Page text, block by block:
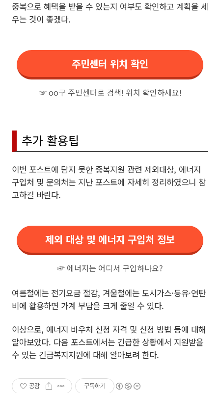
중복으로 혜택을 받을 수 있는지 여부도 확인하고 계획을 세
우는 것이 좋겠다.
주민센터 위치 확인
☞ oo구 주민센터로 검색! 위치 확인하세요!
추가 활용팁
이번 포스트에 담지 못한 중복지원 관련 제외대상, 에너지
구입처 및 문의처는 지난 포스트에 자세히 정리하였으니 참
고하길 바란다.
제외 대상 및 에너지 구입처 정보
☞ 에너지는 어디서 구입하나요?
여름철에는 전기요금 절감, 겨울철에는 도시가스·등유·연탄
비에 활용하면 가계 부담을 크게 줄일 수 있다.
이상으로, 에너지 바우처 신청 자격 및 신청 방법 등에 대해
알아보았다. 다음 포스트에서는 긴급한 상황에서 지원받을
수 있는 긴급복지지원에 대해 알아보려 한다.
공감 구독하기